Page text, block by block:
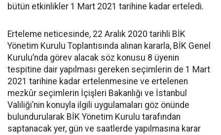
bütün etkinlikler 1 Mart 2021 tarihine kadar erteledi.
Erteleme neticesinde, 22 Aralık 2020 tarihli BİK
Yönetim Kurulu Toplantısında alınan kararla, BİK Genel
Kurulu’nda görev alacak söz konusu 8 üyenin
tespitine dair yapılması gereken seçimlerin de 1 Mart
2021 tarihine kadar ertelenmesine ve ertelenen
mezkûr seçimlerin İçişleri Bakanlığı ve İstanbul
Valiliği’nin konuyla ilgili uygulamaları göz önünde
bulundurularak BİK Yönetim Kurulu tarafından
saptanacak yer, gün ve saatlerde yapılmasına karar